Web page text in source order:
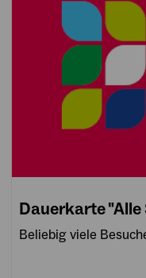
Dauerkarte
Beliebig viele